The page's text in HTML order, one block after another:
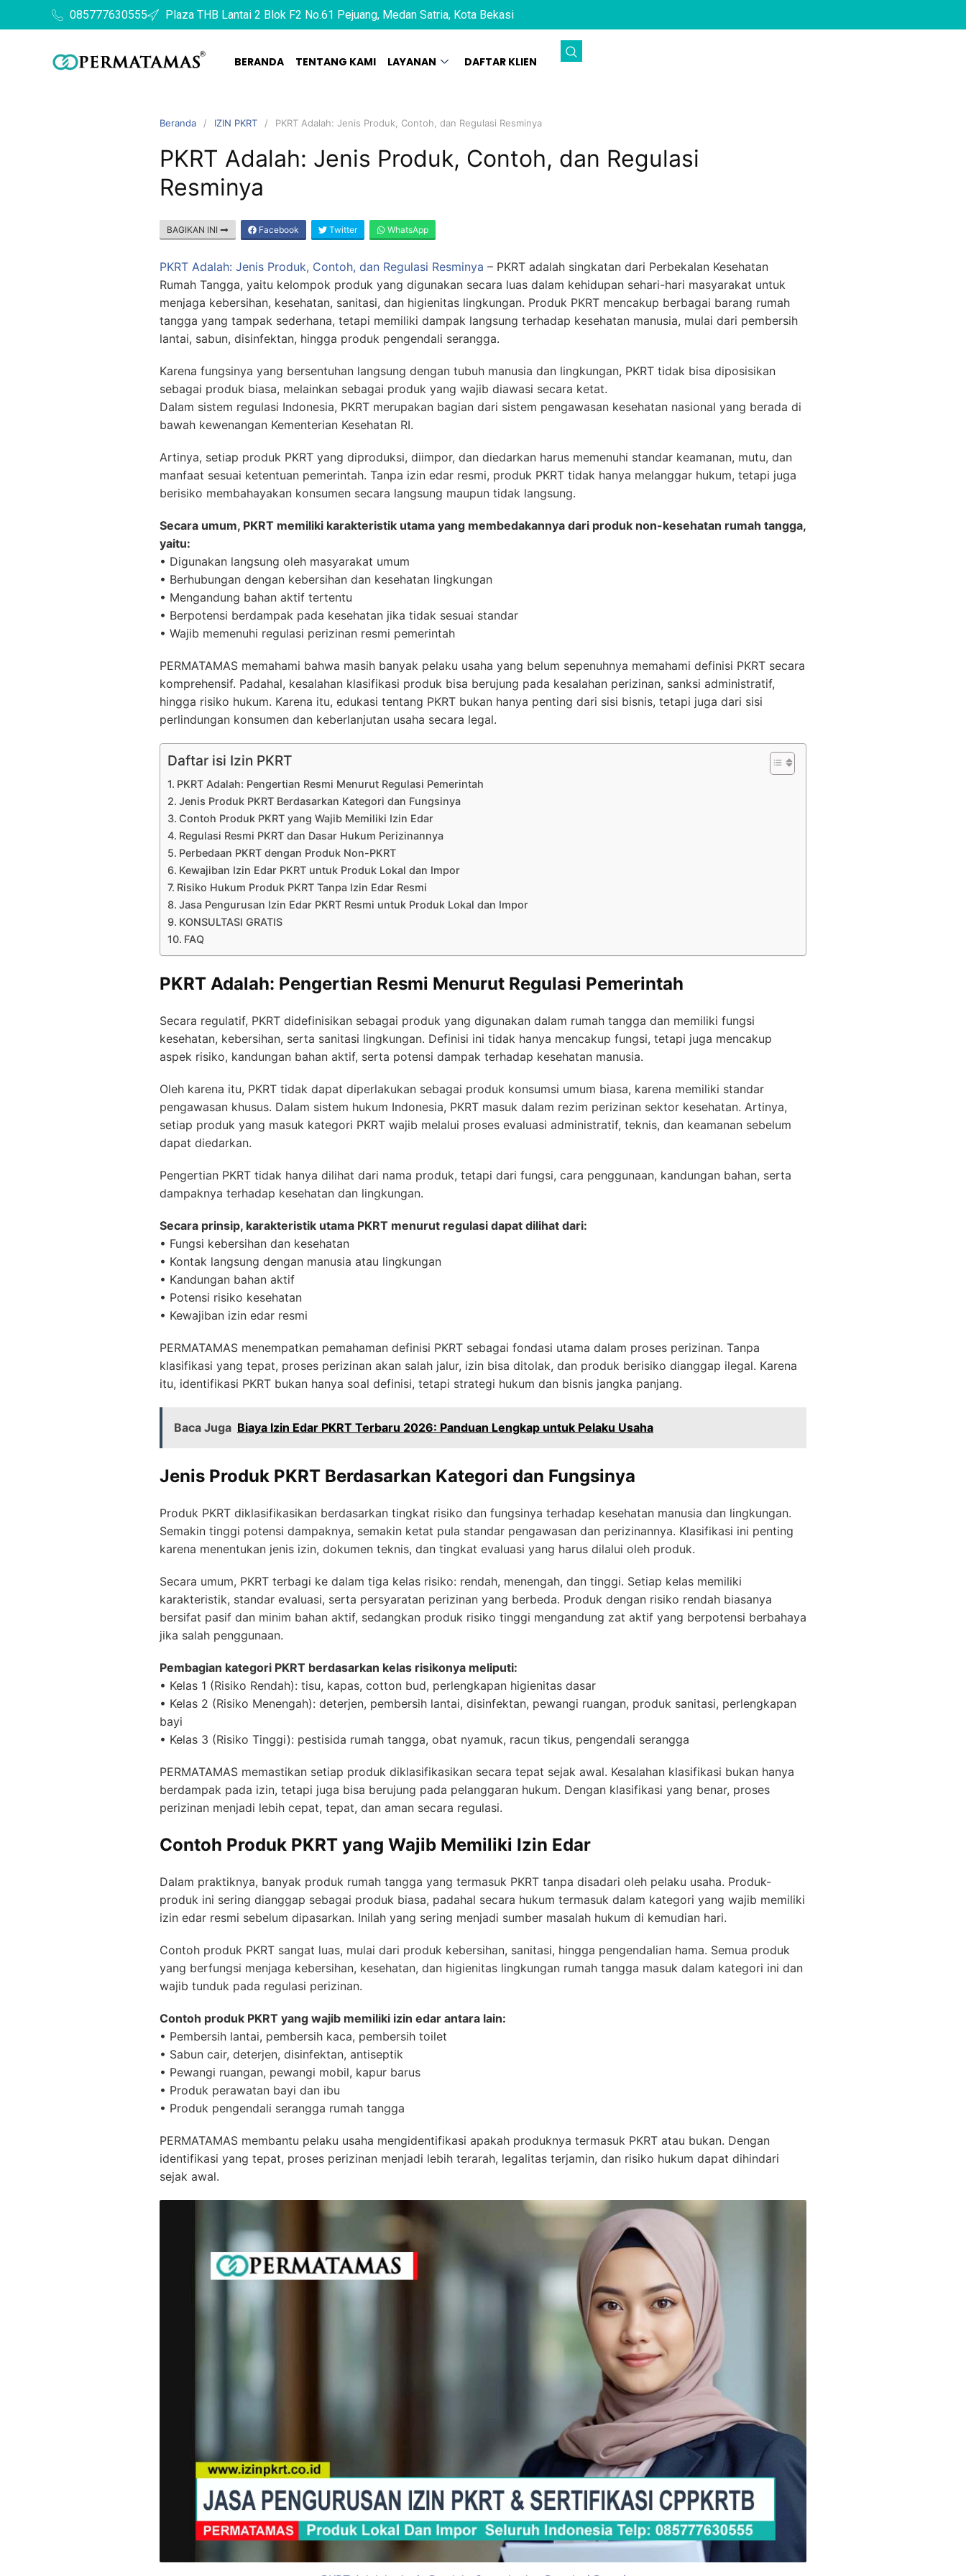
085777630555 Plaza THB Lantai 2 Blok F2 No.61 Pejuang, Medan Satria, Kota Bekasi
BERANDA TENTANG KAMI LAYANAN DAFTAR KLIEN
Beranda IZIN PKRT PKRT Adalah: Jenis Produk, Contoh, dan Regulasi Resminya
PKRT Adalah: Jenis Produk, Contoh, dan Regulasi
Resminya
BAGIKAN INI Facebook Twitter WhatsApp
PKRT Adalah: Jenis Produk, Contoh, dan Regulasi Resminya – PKRT adalah singkatan dari Perbekalan Kesehatan
Rumah Tangga, yaitu kelompok produk yang digunakan secara luas dalam kehidupan sehari-hari masyarakat untuk
menjaga kebersihan, kesehatan, sanitasi, dan higienitas lingkungan. Produk PKRT mencakup berbagai barang rumah
tangga yang tampak sederhana, tetapi memiliki dampak langsung terhadap kesehatan manusia, mulai dari pembersih
lantai, sabun, disinfektan, hingga produk pengendali serangga.
Karena fungsinya yang bersentuhan langsung dengan tubuh manusia dan lingkungan, PKRT tidak bisa diposisikan
sebagai produk biasa, melainkan sebagai produk yang wajib diawasi secara ketat.
Dalam sistem regulasi Indonesia, PKRT merupakan bagian dari sistem pengawasan kesehatan nasional yang berada di
bawah kewenangan Kementerian Kesehatan RI.
Artinya, setiap produk PKRT yang diproduksi, diimpor, dan diedarkan harus memenuhi standar keamanan, mutu, dan
manfaat sesuai ketentuan pemerintah. Tanpa izin edar resmi, produk PKRT tidak hanya melanggar hukum, tetapi juga
berisiko membahayakan konsumen secara langsung maupun tidak langsung.
Secara umum, PKRT memiliki karakteristik utama yang membedakannya dari produk non-kesehatan rumah tangga,
yaitu:
• Digunakan langsung oleh masyarakat umum
• Berhubungan dengan kebersihan dan kesehatan lingkungan
• Mengandung bahan aktif tertentu
• Berpotensi berdampak pada kesehatan jika tidak sesuai standar
• Wajib memenuhi regulasi perizinan resmi pemerintah
PERMATAMAS memahami bahwa masih banyak pelaku usaha yang belum sepenuhnya memahami definisi PKRT secara
komprehensif. Padahal, kesalahan klasifikasi produk bisa berujung pada kesalahan perizinan, sanksi administratif,
hingga risiko hukum. Karena itu, edukasi tentang PKRT bukan hanya penting dari sisi bisnis, tetapi juga dari sisi
perlindungan konsumen dan keberlanjutan usaha secara legal.
Daftar isi Izin PKRT
PKRT Adalah: Pengertian Resmi Menurut Regulasi Pemerintah
Jenis Produk PKRT Berdasarkan Kategori dan Fungsinya
Contoh Produk PKRT yang Wajib Memiliki Izin Edar
Regulasi Resmi PKRT dan Dasar Hukum Perizinannya
Perbedaan PKRT dengan Produk Non-PKRT
Kewajiban Izin Edar PKRT untuk Produk Lokal dan Impor
Risiko Hukum Produk PKRT Tanpa Izin Edar Resmi
Jasa Pengurusan Izin Edar PKRT Resmi untuk Produk Lokal dan Impor
KONSULTASI GRATIS
FAQ
PKRT Adalah: Pengertian Resmi Menurut Regulasi Pemerintah
Secara regulatif, PKRT didefinisikan sebagai produk yang digunakan dalam rumah tangga dan memiliki fungsi
kesehatan, kebersihan, serta sanitasi lingkungan. Definisi ini tidak hanya mencakup fungsi, tetapi juga mencakup
aspek risiko, kandungan bahan aktif, serta potensi dampak terhadap kesehatan manusia.
Oleh karena itu, PKRT tidak dapat diperlakukan sebagai produk konsumsi umum biasa, karena memiliki standar
pengawasan khusus. Dalam sistem hukum Indonesia, PKRT masuk dalam rezim perizinan sektor kesehatan. Artinya,
setiap produk yang masuk kategori PKRT wajib melalui proses evaluasi administratif, teknis, dan keamanan sebelum
dapat diedarkan.
Pengertian PKRT tidak hanya dilihat dari nama produk, tetapi dari fungsi, cara penggunaan, kandungan bahan, serta
dampaknya terhadap kesehatan dan lingkungan.
Secara prinsip, karakteristik utama PKRT menurut regulasi dapat dilihat dari:
• Fungsi kebersihan dan kesehatan
• Kontak langsung dengan manusia atau lingkungan
• Kandungan bahan aktif
• Potensi risiko kesehatan
• Kewajiban izin edar resmi
PERMATAMAS menempatkan pemahaman definisi PKRT sebagai fondasi utama dalam proses perizinan. Tanpa
klasifikasi yang tepat, proses perizinan akan salah jalur, izin bisa ditolak, dan produk berisiko dianggap ilegal. Karena
itu, identifikasi PKRT bukan hanya soal definisi, tetapi strategi hukum dan bisnis jangka panjang.
Baca Juga Biaya Izin Edar PKRT Terbaru 2026: Panduan Lengkap untuk Pelaku Usaha
Jenis Produk PKRT Berdasarkan Kategori dan Fungsinya
Produk PKRT diklasifikasikan berdasarkan tingkat risiko dan fungsinya terhadap kesehatan manusia dan lingkungan.
Semakin tinggi potensi dampaknya, semakin ketat pula standar pengawasan dan perizinannya. Klasifikasi ini penting
karena menentukan jenis izin, dokumen teknis, dan tingkat evaluasi yang harus dilalui oleh produk.
Secara umum, PKRT terbagi ke dalam tiga kelas risiko: rendah, menengah, dan tinggi. Setiap kelas memiliki
karakteristik, standar evaluasi, serta persyaratan perizinan yang berbeda. Produk dengan risiko rendah biasanya
bersifat pasif dan minim bahan aktif, sedangkan produk risiko tinggi mengandung zat aktif yang berpotensi berbahaya
jika salah penggunaan.
Pembagian kategori PKRT berdasarkan kelas risikonya meliputi:
• Kelas 1 (Risiko Rendah): tisu, kapas, cotton bud, perlengkapan higienitas dasar
• Kelas 2 (Risiko Menengah): deterjen, pembersih lantai, disinfektan, pewangi ruangan, produk sanitasi, perlengkapan
bayi
• Kelas 3 (Risiko Tinggi): pestisida rumah tangga, obat nyamuk, racun tikus, pengendali serangga
PERMATAMAS memastikan setiap produk diklasifikasikan secara tepat sejak awal. Kesalahan klasifikasi bukan hanya
berdampak pada izin, tetapi juga bisa berujung pada pelanggaran hukum. Dengan klasifikasi yang benar, proses
perizinan menjadi lebih cepat, tepat, dan aman secara regulasi.
Contoh Produk PKRT yang Wajib Memiliki Izin Edar
Dalam praktiknya, banyak produk rumah tangga yang termasuk PKRT tanpa disadari oleh pelaku usaha. Produk-
produk ini sering dianggap sebagai produk biasa, padahal secara hukum termasuk dalam kategori yang wajib memiliki
izin edar resmi sebelum dipasarkan. Inilah yang sering menjadi sumber masalah hukum di kemudian hari.
Contoh produk PKRT sangat luas, mulai dari produk kebersihan, sanitasi, hingga pengendalian hama. Semua produk
yang berfungsi menjaga kebersihan, kesehatan, dan higienitas lingkungan rumah tangga masuk dalam kategori ini dan
wajib tunduk pada regulasi perizinan.
Contoh produk PKRT yang wajib memiliki izin edar antara lain:
• Pembersih lantai, pembersih kaca, pembersih toilet
• Sabun cair, deterjen, disinfektan, antiseptik
• Pewangi ruangan, pewangi mobil, kapur barus
• Produk perawatan bayi dan ibu
• Produk pengendali serangga rumah tangga
PERMATAMAS membantu pelaku usaha mengidentifikasi apakah produknya termasuk PKRT atau bukan. Dengan
identifikasi yang tepat, proses perizinan menjadi lebih terarah, legalitas terjamin, dan risiko hukum dapat dihindari
sejak awal.